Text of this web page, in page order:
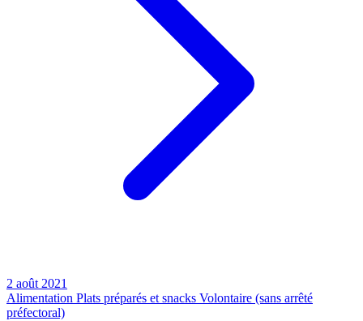
2 août 2021
Alimentation Plats préparés et snacks Volontaire (sans arrêté
préfectoral)